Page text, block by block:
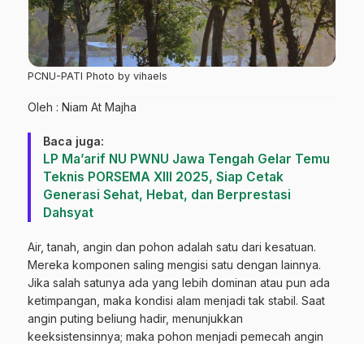
PCNU-PATI Photo by vihaels
Oleh : Niam At Majha
Baca juga:
LP Ma’arif NU PWNU Jawa Tengah Gelar Temu
Teknis PORSEMA XIII 2025, Siap Cetak
Generasi Sehat, Hebat, dan Berprestasi
Dahsyat
Air, tanah, angin dan pohon adalah satu dari kesatuan.
Mereka komponen saling mengisi satu dengan lainnya.
Jika salah satunya ada yang lebih dominan atau pun ada
ketimpangan, maka kondisi alam menjadi tak stabil. Saat
angin puting beliung hadir, menunjukkan
keeksistensinnya; maka pohon menjadi pemecah angin